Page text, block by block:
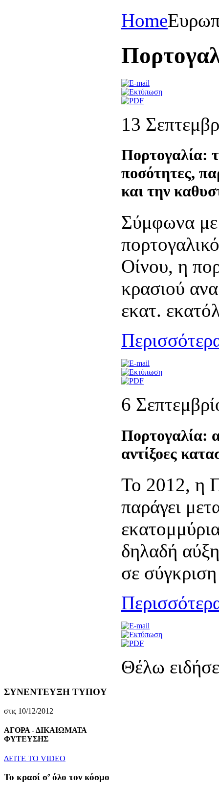
Home
13
Πορτογαλία:
ποσότητες,
και την
Σύμφωνα με
Οίνου, η
κρασιού
εκατ.
6
Πορτογαλία:
αντίξοες
Το 2012, η
παράγει
δηλαδή
σε
Θέλω
ΣΥΝΕΝΤΕΥΞΗ ΤΥΠΟΥ
στις 10/12/2012
ΑΓΟΡΑ - ΔΙΚΑΙΩΜΑΤΑ
ΦΥΤΕΥΣΗΣ
ΔEITE TO VIDEO
To κρασί σ’ όλο τον κόσμο